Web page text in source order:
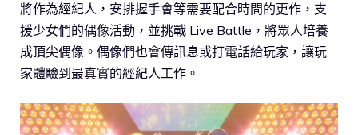
將作為經紀人，安排握手會等需要配合時間的更作，支
援少女們的偶像活動，並挑戰 Live Battle，將眾人培養
成頂尖偶像。偶像們也會傳訊息或打電話給玩家，讓玩
家體驗到最真實的經紀人工作。